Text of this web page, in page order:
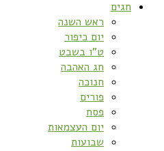
חגים
ראש השנה
יום כיפור
ט”ו בשבט
חג האהבה
חנוכה
פורים
פסח
יום העצמאות
שבועות